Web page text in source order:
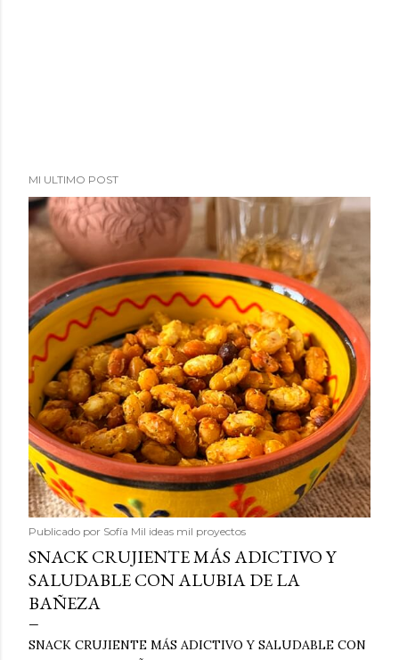
MI ULTIMO POST
Publicado por Sofía Mil ideas mil proyectos
SNACK CRUJIENTE MÁS ADICTIVO Y
SALUDABLE CON ALUBIA DE LA
BAÑEZA
SNACK CRUJIENTE MÁS ADICTIVO Y SALUDABLE CON